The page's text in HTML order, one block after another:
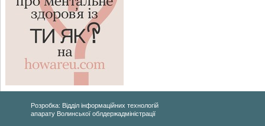
Розробка: Відділ інформаційних технологій
апарату Волинської облдержадміністрації